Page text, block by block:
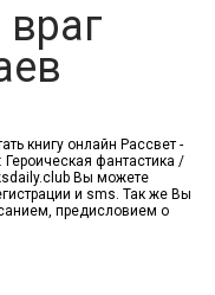
книгу онлайн Рассвет -
фантастика /
Вы можете
и sms. Так же Вы
предисловием о